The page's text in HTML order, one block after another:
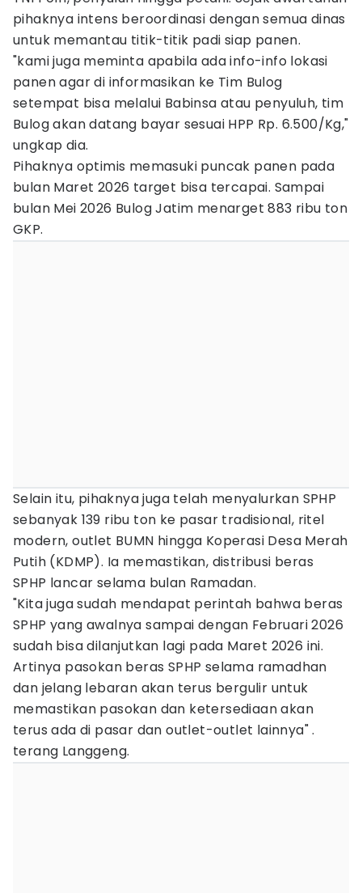
pihaknya intens beroordinasi dengan semua dinas
untuk memantau titik-titik padi siap panen.
"kami juga meminta apabila ada info-info lokasi
panen agar di informasikan ke Tim Bulog
setempat bisa melalui Babinsa atau penyuluh, tim
Bulog akan datang bayar sesuai HPP Rp. 6.500/Kg,"
ungkap dia.
Pihaknya optimis memasuki puncak panen pada
bulan Maret 2026 target bisa tercapai. Sampai
bulan Mei 2026 Bulog Jatim menarget 883 ribu ton
GKP.
Selain itu, pihaknya juga telah menyalurkan SPHP
sebanyak 139 ribu ton ke pasar tradisional, ritel
modern, outlet BUMN hingga Koperasi Desa Merah
Putih (KDMP). Ia memastikan, distribusi beras
SPHP lancar selama bulan Ramadan.
"Kita juga sudah mendapat perintah bahwa beras
SPHP yang awalnya sampai dengan Februari 2026
sudah bisa dilanjutkan lagi pada Maret 2026 ini.
Artinya pasokan beras SPHP selama ramadhan
dan jelang lebaran akan terus bergulir untuk
memastikan pasokan dan ketersediaan akan
terus ada di pasar dan outlet-outlet lainnya" .
terang Langgeng.